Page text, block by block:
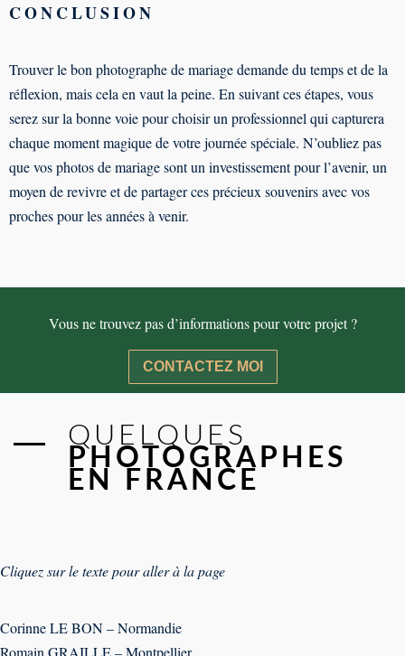
CONCLUSION
Trouver le bon photographe de mariage demande du temps et de la
réflexion, mais cela en vaut la peine. En suivant ces étapes, vous
serez sur la bonne voie pour choisir un professionnel qui capturera
chaque moment magique de votre journée spéciale. N’oubliez pas
que vos photos de mariage sont un investissement pour l’avenir, un
moyen de revivre et de partager ces précieux souvenirs avec vos
proches pour les années à venir.
Vous ne trouvez pas d’informations pour votre projet ?
CONTACTEZ MOI
QUELQUES
PHOTOGRAPHES
EN FRANCE
Cliquez sur le texte pour aller à la page
Corinne LE BON – Normandie
Romain GRAILLE – Montpellier